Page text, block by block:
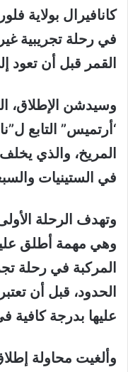
كانافيرال بولاية
في رحلة تجريبية
القمر قبل أن تعود
وسيدشن الإطلاق،
‘أرتميس” التابع
المريخ، والذي
في الستينيات
وتهدف الرحلة
المركبة في رحلة
الحدود، قبل أن
عليها بدرجة كافية